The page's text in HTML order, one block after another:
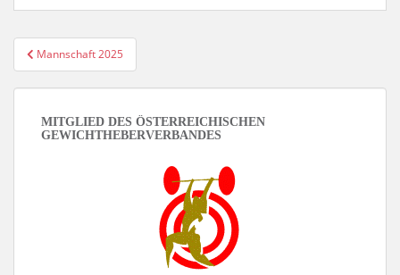
Beitragsnavigation
Mannschaft 2025
MITGLIED DES ÖSTERREICHISCHEN
GEWICHTHEBERVERBANDES